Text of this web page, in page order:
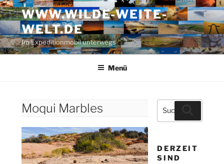
Zum
Inhalt
springen
WWW.WILDE-WEITE-
WELT.DE
Im Expeditionmobil unterwegs
Menü
Moqui Marbles
Suche
nach:
DERZEIT
SIND